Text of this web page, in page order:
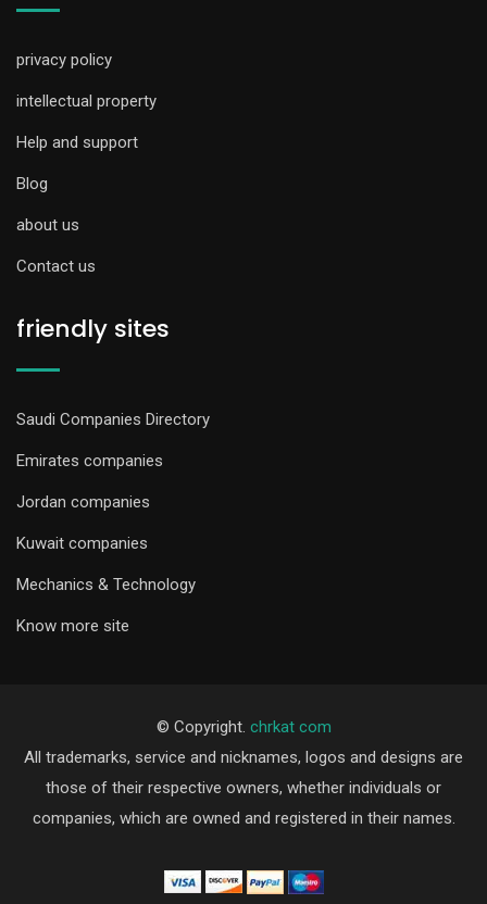
privacy policy
intellectual property
Help and support
Blog
about us
Contact us
friendly sites
Saudi Companies Directory
Emirates companies
Jordan companies
Kuwait companies
Mechanics & Technology
Know more site
© Copyright. chrkat com
All trademarks, service and nicknames, logos and designs are
those of their respective owners, whether individuals or
companies, which are owned and registered in their names.